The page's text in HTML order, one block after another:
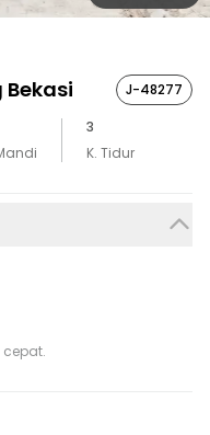
J-48277
3
K. Tidur
cepat.